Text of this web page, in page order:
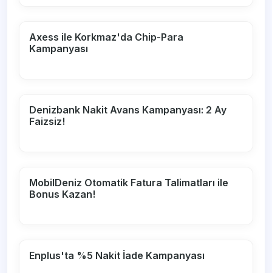
Axess ile Korkmaz'da Chip-Para
Kampanyası
Denizbank Nakit Avans Kampanyası: 2 Ay
Faizsiz!
MobilDeniz Otomatik Fatura Talimatları ile
Bonus Kazan!
Enplus'ta %5 Nakit İade Kampanyası